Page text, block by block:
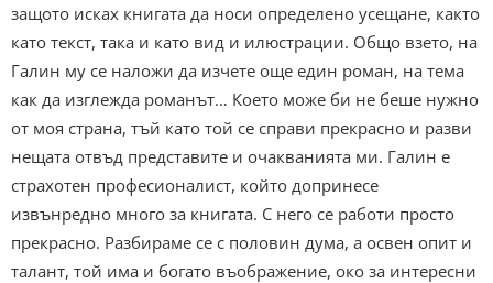
защото исках книгата да носи определено усещане, както
като текст, така и като вид и илюстрации. Общо взето, на
Галин му се наложи да изчете още един роман, на тема
как да изглежда романът… Което може би не беше нужно
от моя страна, тъй като той се справи прекрасно и разви
нещата отвъд представите и очакванията ми. Галин е
страхотен професионалист, който допринесе
извънредно много за книгата. С него се работи просто
прекрасно. Разбираме се с половин дума, а освен опит и
талант, той има и богато въображение, око за интересни